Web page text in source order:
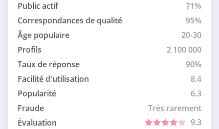
Public actif
71%
Correspondances de qualité
95%
Âge populaire
20-30
Profils
2 100 000
Taux de réponse
90%
Facilité d'utilisation
8.4
Popularité
6.3
Fraude
Très rarement
Évaluation
9.3